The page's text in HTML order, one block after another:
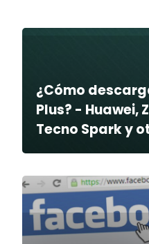
¿Cómo
Plus? - Huawei,
Tecno Spark y